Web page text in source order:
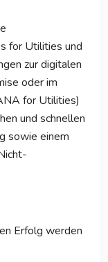
for Utilities und
zur digitalen
oder im
for Utilities)
und schnellen
sowie einem
Erfolg werden